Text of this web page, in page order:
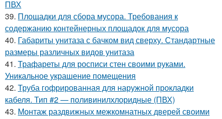
ПВХ
39. Площадки для сбора мусора. Требования к
содержанию контейнерных площадок для мусора
40. Габариты унитаза с бачком вид сверху. Стандартные
размеры различных видов унитаза
41. Трафареты для росписи стен своими руками.
Уникальное украшение помещения
42. Труба гофрированная для наружной прокладки
кабеля. Тип #2 — поливинилхлоридные (ПВХ)
43. Монтаж раздвижных межкомнатных дверей своими